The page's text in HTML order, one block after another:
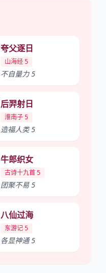
夸父逐日
山海经 5
不自量力 5
后羿射日
淮南子 5
造福人类 5
牛郎织女
古诗十九首 5
团聚不易 5
八仙过海
东游记 5
各显神通 5